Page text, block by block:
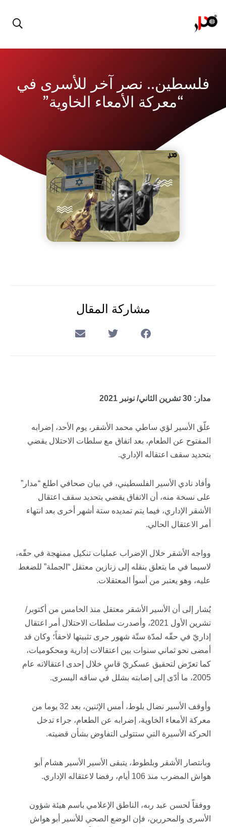
فلسطين.. نصر آخر للأسرى في
“معركة الأمعاء الخاوية”
مشاركة المقال
مدار: 30 تشرين الثاني/ نونبر 2021
علّق الأسير لؤي ساطي محمد الأشقر، يوم الأحد، إضرابه
المفتوح عن الطعام، بعد اتفاق مع سلطات الاحتلال يقضي
بتحديد سقف اعتقاله الإداري.
وأفاد نادي الأسير الفلسطيني، في بيان صحافي اطلع “مدار”
على نسخة منه، أن الاتفاق يقضي بتحديد سقف اعتقال
الأشقر الإداري، فيما يتم تمديده ستة أشهر أخرى بعد انتهاء
أمر الاعتقال الحالي.
وواجه الأشقر خلال الإضراب عمليات تنكيل ممنهجة في حقّه،
لاسيما في ما يتعلق بنقله إلى زنازين معتقل “الجملة” للضغط
عليه، وهو يعتبر من أسوأ المعتقلات.
يُشار إلى أن الأسير الأشقر معتقل منذ الخامس من أكتوبر/
تشرين الأول 2021، وأصدرت سلطات الاحتلال أمر اعتقال
إداريّ في حقّه لمدّة ستّة شهور جرى تثبيتها لاحقاً؛ وكان قد
أمضى نحو ثماني سنوات بين اعتقالات إدارية ومحكوميات،
كما تعرّض لتحقيق عسكريّ قاسٍ خلال إحدى اعتقالاته عام
2005، ما أدّى إلى إصابته بشلل في ساقه اليسرى.
وأوقف الأسير نضال بلوط، أمس الإثنين، بعد 32 يوما من
معركة الأمعاء الخاوية، إضرابه عن الطعام، جراء تدخل
الحركة الأسيرة التي ستتولى التفاوض بشأن قضيته.
وبانتصار الأشقر وبلطوط، يتبقى الأسير الأسير هشام أبو
هواش المضرب منذ 106 أيام، رفضا لاعتقاله الإداري.
ووفقاً لحسن عبد ربه، الناطق الإعلامي باسم هيئة شؤون
الأسرى والمحررين، فإن الوضع الصحي للأسير أبو هواش